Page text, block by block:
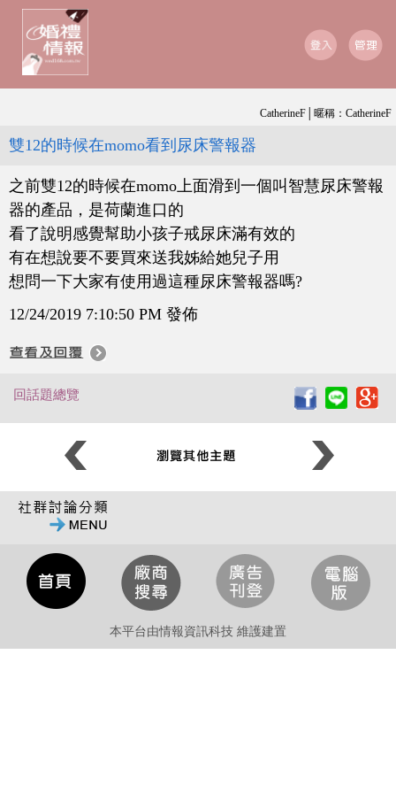
CatherineF│暱稱：CatherineF
雙12的時候在momo看到尿床警報器
之前雙12的時候在momo上面滑到一個叫智慧尿床警報
器的產品，是荷蘭進口的
看了說明感覺幫助小孩子戒尿床滿有效的
有在想說要不要買來送我姊給她兒子用
想問一下大家有使用過這種尿床警報器嗎?
12/24/2019 7:10:50 PM 發佈
回話題總覽
本平台由情報資訊科技 維護建置